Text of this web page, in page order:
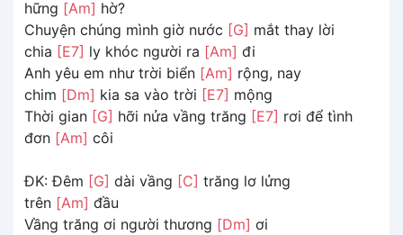
hững [Am] hờ?
Chuyện chúng mình giờ nước [G] mắt thay lời
chia [E7] ly khóc người ra [Am] đi
Anh yêu em như trời biển [Am] rộng, nay
chim [Dm] kia sa vào trời [E7] mộng
Thời gian [G] hỡi nửa vầng trăng [E7] rơi để tình
đơn [Am] côi
ĐK: Đêm [G] dài vầng [C] trăng lơ lửng
trên [Am] đầu
Vầng trăng ơi người thương [Dm] ơi